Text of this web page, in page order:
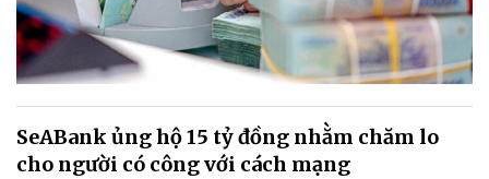
SeABank ủng hộ 15 tỷ đồng nhằm chăm lo
cho người có công với cách mạng